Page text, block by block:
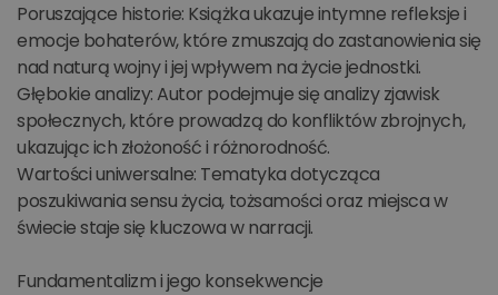
Poruszające historie: Książka ukazuje intymne refleksje i
emocje bohaterów, które zmuszają do zastanowienia się
nad naturą wojny i jej wpływem na życie jednostki.
Głębokie analizy: Autor podejmuje się analizy zjawisk
społecznych, które prowadzą do konfliktów zbrojnych,
ukazując ich złożoność i różnorodność.
Wartości uniwersalne: Tematyka dotycząca
poszukiwania sensu życia, tożsamości oraz miejsca w
świecie staje się kluczowa w narracji.
Fundamentalizm i jego konsekwencje